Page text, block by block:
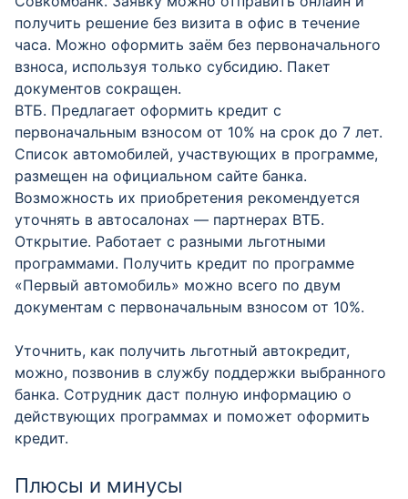
получить решение без визита в офис в течение
часа. Можно оформить заём без первоначального
взноса, используя только субсидию. Пакет
документов сокращен.
ВТБ. Предлагает оформить кредит с
первоначальным взносом от 10% на срок до 7 лет.
Список автомобилей, участвующих в программе,
размещен на официальном сайте банка.
Возможность их приобретения рекомендуется
уточнять в автосалонах — партнерах ВТБ.
Открытие. Работает с разными льготными
программами. Получить кредит по программе
«Первый автомобиль» можно всего по двум
документам с первоначальным взносом от 10%.
Уточнить, как получить льготный автокредит,
можно, позвонив в службу поддержки выбранного
банка. Сотрудник даст полную информацию о
действующих программах и поможет оформить
кредит.
Плюсы и минусы